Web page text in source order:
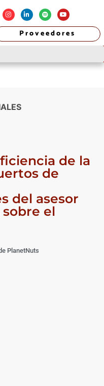
Proveedores
de la
de
del asesor
el
PlanetNuts